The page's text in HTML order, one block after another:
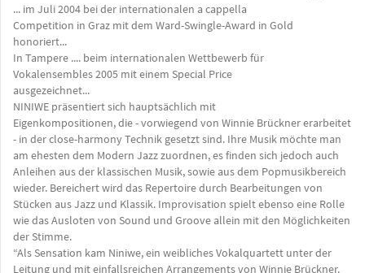
... im Juli 2004 bei der internationalen a cappella
Competition in Graz mit dem Ward-Swingle-Award in Gold
honoriert...
In Tampere .... beim internationalen Wettbewerb für
Vokalensembles 2005 mit einem Special Price
ausgezeichnet...
NINIWE präsentiert sich hauptsächlich mit
Eigenkompositionen, die - vorwiegend von Winnie Brückner erarbeitet
- in der close-harmony Technik gesetzt sind. Ihre Musik möchte man
am ehesten dem Modern Jazz zuordnen, es finden sich jedoch auch
Anleihen aus der klassischen Musik, sowie aus dem Popmusikbereich
wieder. Bereichert wird das Repertoire durch Bearbeitungen von
Stücken aus Jazz und Klassik. Improvisation spielt ebenso eine Rolle
wie das Ausloten von Sound und Groove allein mit den Möglichkeiten
der Stimme.
“Als Sensation kam Niniwe, ein weibliches Vokalquartett unter der
Leitung und mit einfallsreichen Arrangements von Winnie Brückner.